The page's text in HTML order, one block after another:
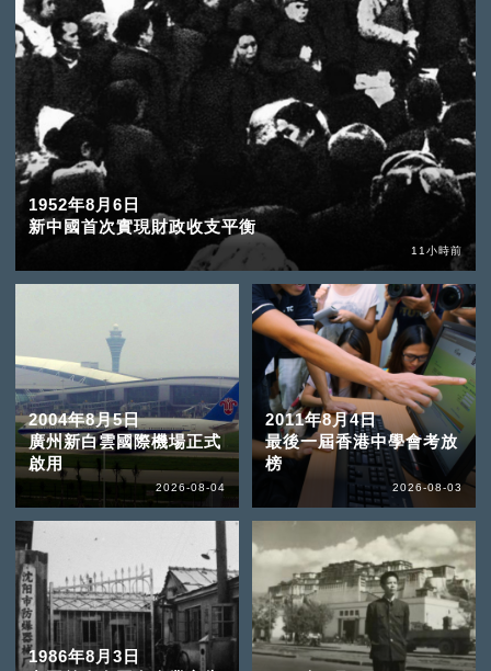
1952年8月6日
新中國首次實現財政收支平衡
11小時前
2004年8月5日
廣州新白雲國際機場正式
啟用
2026-08-04
2011年8月4日
最後一屆香港中學會考放
榜
2026-08-03
1986年8月3日